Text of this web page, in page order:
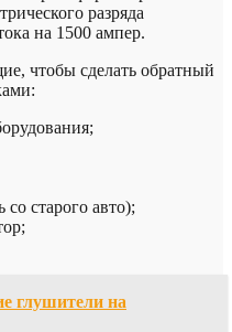
разряда
на 1500 ампер.
чтобы сделать обратный
старого авто);
глушители на